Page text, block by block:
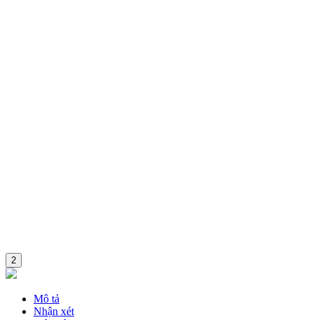
2
Mô tả
Nhận xét